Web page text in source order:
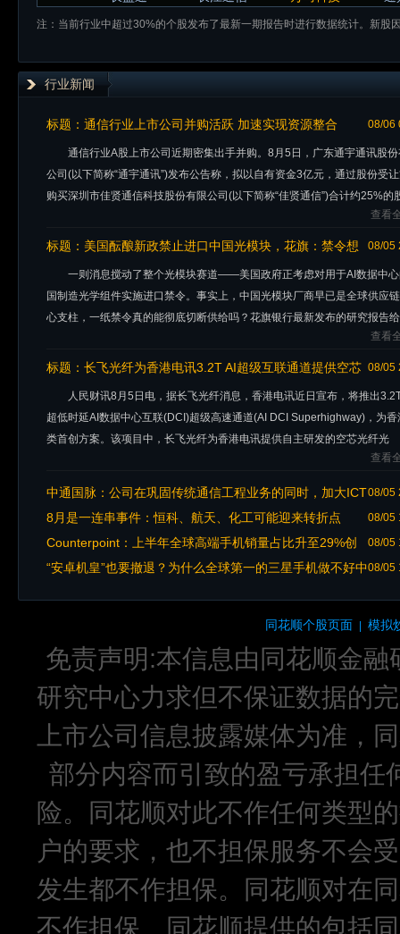
注：当前行业中超过30%的个股发布了最新一期报告时进行数据统计。新股
行业新闻
08/06
标题： 通信行业上市公司并购活跃 加速实现资源整合
通信行业A股上市公司近期密集出手并购。8月5日，广东通宇通讯股
公司(以下简称“通宇通讯”)发布公告称，拟以自有资金3亿元，通过股份受
购买深圳市佳贤通信科技股份有限公司(以下简称“佳贤通信”)合计约25%的
查看
08/05
标题： 美国酝酿新政禁止进口中国光模块，花旗：禁令想
一则消息搅动了整个光模块赛道——美国政府正考虑对用于AI数据中
国制造光学组件实施进口禁令。事实上，中国光模块厂商早已是全球供应
心支柱，一纸禁令真的能彻底切断供给吗？花旗银行最新发布的研究报告
查看
08/05
标题： 长飞光纤为香港电讯3.2T AI超级互联通道提供空芯
人民财讯8月5日电，据长飞光纤消息，香港电讯近日宣布，将推出
超低时延AI数据中心互联(DCI)超级高速通道(AI DCI Superhighway)，为香
类首创方案。该项目中，长飞光纤为香港电讯提供自主研发的空芯光纤光
查看
08/05
中通国脉：公司在巩固传统通信工程业务的同时，加大ICT
数字化产业投入
08/05
8月是一连串事件：恒科、航天、化工可能迎来转折点
08/05
Counterpoint：上半年全球高端手机销量占比升至29%创
新高
08/05
“安卓机皇”也要撤退？为什么全球第一的三星手机做不好中
同花顺个股页面 | 模拟
免责声明:本信息由同花顺金
研究中心力求但不保证数据的
上市公司信息披露媒体为准，
部分内容而引致的盈亏承担任
险。同花顺对此不作任何类型
户的要求，也不担保服务不会
发生都不作担保。同花顺对在
不作担保。同花顺提供的包括